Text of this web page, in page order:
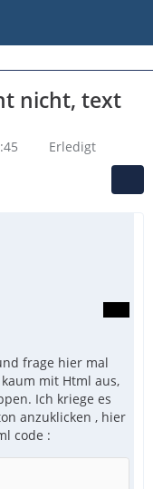
nicht, text
Erledigt
frage hier mal
mit Html aus,
Ich kriege es
anzuklicken , hier
code :